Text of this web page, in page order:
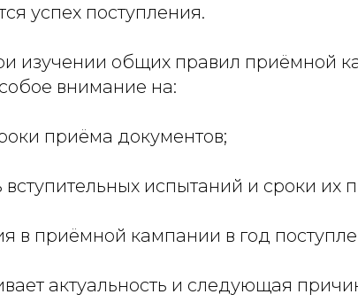
успех поступления.
изучении общих правил приёмной
внимание на:
приёма документов;
вступительных испытаний и сроки их
в приёмной кампании в год
актуальность и следующая